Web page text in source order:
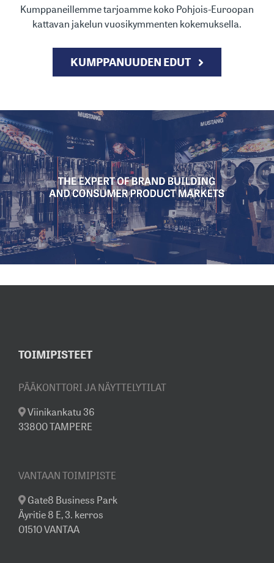
Kumppaneillemme tarjoamme koko Pohjois-Euroopan
kattavan jakelun vuosikymmenten kokemuksella.
KUMPPANUUDEN EDUT
TOIMIPISTEET
PÄÄKONTTORI JA NÄYTTELYTILAT
Viinikankatu 36
33800 TAMPERE
VANTAAN TOIMIPISTE
Gate8 Business Park
Äyritie 8 E, 3. kerros
01510 VANTAA